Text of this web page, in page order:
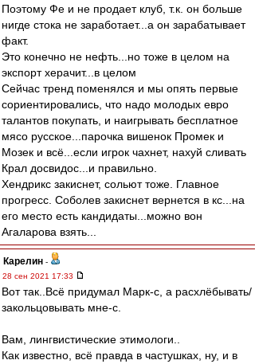
Поэтому Фе и не продает клуб, т.к. он больше
нигде стока не заработает...а он зарабатывает
факт.
Это конечно не нефть...но тоже в целом на
экспорт херачит...в целом
Сейчас тренд поменялся и мы опять первые
сориентировались, что надо молодых евро
талантов покупать, и наигрывать бесплатное
мясо русское...парочка вишенок Промек и
Мозек и всё...если игрок чахнет, нахуй сливать
Крал досвидос...и правильно.
Хендрикс закиснет, сольют тоже. Главное
прогресс. Соболев закиснет вернется в кс...на
его место есть кандидаты...можно вон
Агаларова взять...
Карелин -
28 сен 2021 17:33
Вот так..Всё придумал Марк-с, а расхлёбывать/
закольцовывать мне-с.
Вам, лингвистические этимологи..
Как известно, всё правда в частушках, ну, и в